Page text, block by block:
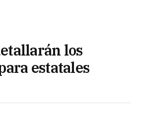
los
estatales